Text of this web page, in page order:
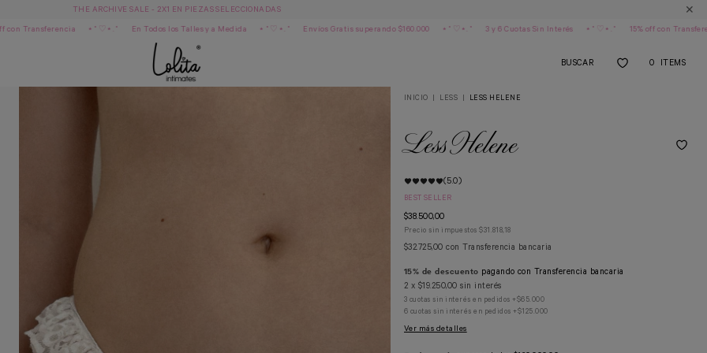
THE ARCHIVE SALE - 2X1 EN PIEZAS SELECCIONADAS ✕
⋆˚♡⋆.˚ En Todos los Talles y a Medida ⋆˚♡⋆.˚ Envíos Gratis superando $160.000 ⋆˚♡⋆.˚ 3 y 6 Cuotas Sin Interés ⋆˚♡⋆.˚ 15% off con Transferencia ⋆˚♡⋆.˚
BUSCAR 0 ITEMS
INICIO LESS LESS HELENE
Less Helene
(5.0)
BEST SELLER
$38.500,00
Precio sin impuestos$31.818,18
$32.725,00con Transferencia bancaria
15% de descuento pagando con Transferencia bancaria
2 x $19.250,00 sin interés
3 cuotas sin interés en pedidos +$65.000
6 cuotas sin interés en pedidos +$125.000
Ver más detalles